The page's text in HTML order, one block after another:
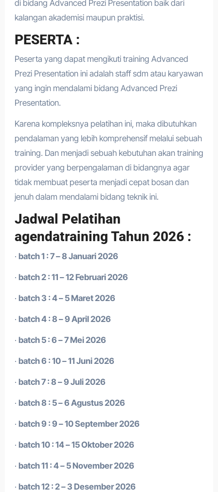
di bidang Advanced Prezi Presentation baik dari
kalangan akademisi maupun praktisi.
PESERTA :
Peserta yang dapat mengikuti training Advanced
Prezi Presentation ini adalah staff sdm atau karyawan
yang ingin mendalami bidang Advanced Prezi
Presentation.
Karena kompleksnya pelatihan ini, maka dibutuhkan
pendalaman yang lebih komprehensif melalui sebuah
training. Dan menjadi sebuah kebutuhan akan training
provider yang berpengalaman di bidangnya agar
tidak membuat peserta menjadi cepat bosan dan
jenuh dalam mendalami bidang teknik ini.
Jadwal Pelatihan
agendatraining Tahun 2026 :
· batch 1 : 7 – 8 Januari 2026
· batch 2 : 11 – 12 Februari 2026
· batch 3 : 4 – 5 Maret 2026
· batch 4 : 8 – 9 April 2026
· batch 5 : 6 – 7 Mei 2026
· batch 6 : 10 – 11 Juni 2026
· batch 7 : 8 – 9 Juli 2026
· batch 8 : 5 – 6 Agustus 2026
· batch 9 : 9 – 10 September 2026
· batch 10 : 14 – 15 Oktober 2026
· batch 11 : 4 – 5 November 2026
· batch 12 : 2 – 3 Desember 2026